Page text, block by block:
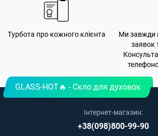
Турбота про кожного клієнта
Ми завжди
заявок
GLASS-HOT🔥 - Скло для духовок
Інтернет-магазин:
+38(098)800-99-90